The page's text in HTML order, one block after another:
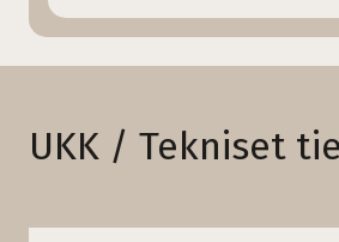
UKK / Tekniset